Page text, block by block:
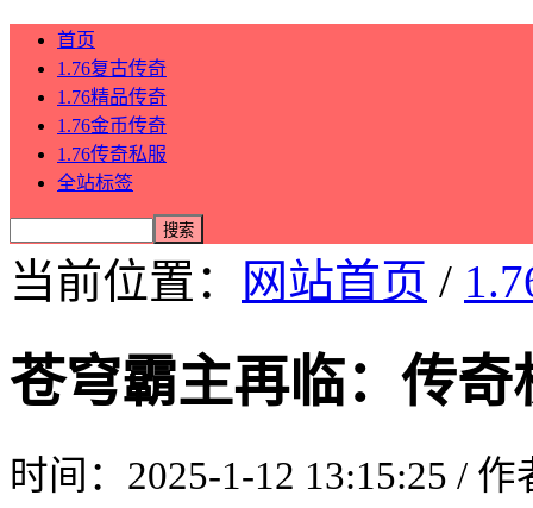
首页
1.76复古传奇
1.76精品传奇
1.76金币传奇
1.76传奇私服
全站标签
当前位置： 网站首页 /
苍穹霸主再临：传
时间：2025-1-12 13:15:25 /